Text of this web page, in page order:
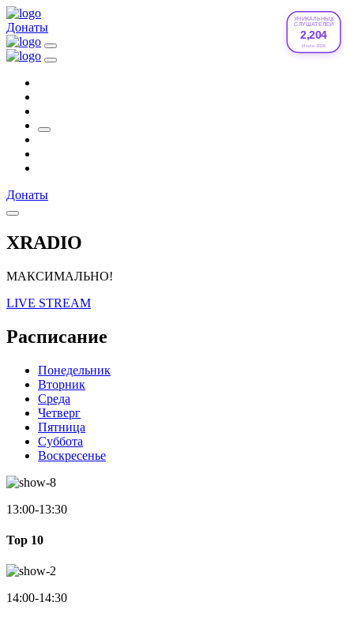
УНИКАЛЬНЫХ
СЛУШАТЕЛЕЙ
2,204
Июле 2026
Донаты
Донаты
XRADIO
МАКСИМАЛЬНО!
LIVE STREAM
Расписание
Понедельник
Вторник
Среда
Четверг
Пятница
Суббота
Воскресенье
13:00-13:30
Top 10
14:00-14:30